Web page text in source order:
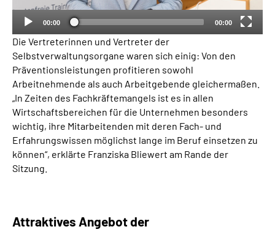
00:00 00:00
Die Vertreterinnen und Vertreter der
Selbstverwaltungsorgane waren sich einig: Von den
Präventionsleistungen profitieren sowohl
Arbeitnehmende als auch Arbeitgebende gleichermaßen.
„In Zeiten des Fachkräftemangels ist es in allen
Wirtschaftsbereichen für die Unternehmen besonders
wichtig, ihre Mitarbeitenden mit deren Fach- und
Erfahrungswissen möglichst lange im Beruf einsetzen zu
können“, erklärte Franziska Bliewert am Rande der
Sitzung.
Attraktives Angebot der